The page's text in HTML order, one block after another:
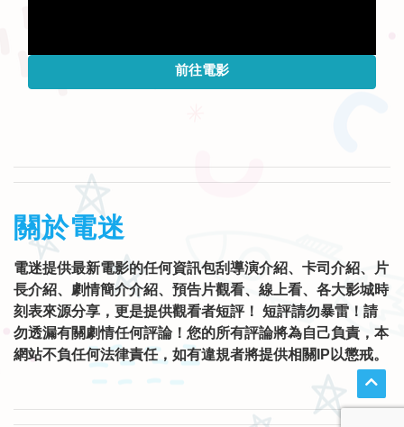
前往電影
關於電迷
電迷提供最新電影的任何資訊包刮導演介紹、卡司介紹、片
長介紹、劇情簡介介紹、預告片觀看、線上看、各大影城時
刻表來源分享，更是提供觀看者短評！ 短評請勿暴雷！請
勿透漏有關劇情任何評論！您的所有評論將為自己負責，本
網站不負任何法律責任，如有違規者將提供相關IP以懲戒。